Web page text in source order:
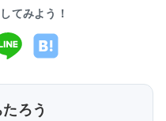
てみよう！
ろう